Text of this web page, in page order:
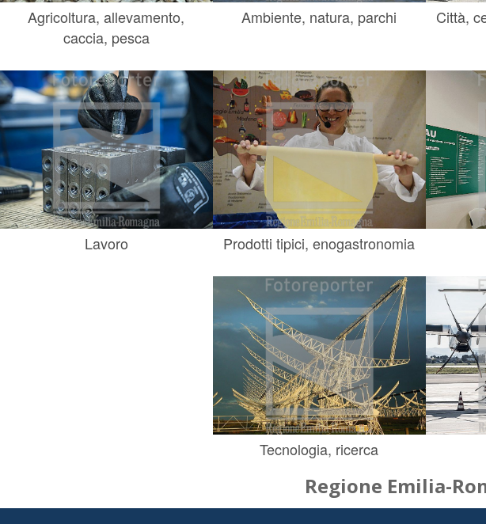
Agricoltura, allevamento,
caccia, pesca
Ambiente, natura, parchi Città,
Lavoro Prodotti tipici, enogastronomia
Tecnologia, ricerca
Regione Emilia-